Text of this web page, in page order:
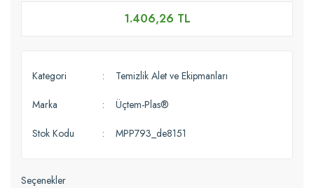
1.406,26 TL
Kategori Temizlik Alet ve Ekipmanları
Marka Üçtem-Plas®
Stok Kodu MPP793_de8151
Seçenekler